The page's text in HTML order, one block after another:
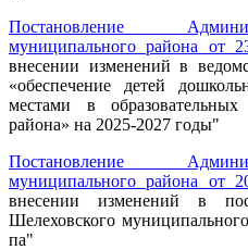
Постановление
муниципального района от
внесении изменений в
«обеспечение детей
местами в образовательных
района» на 2025-2027 годы"
Постановление
муниципального района от
внесении изменений в
Шелеховского
па"